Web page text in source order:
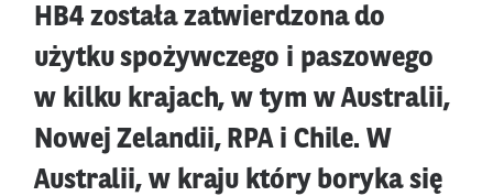
HB4 została zatwierdzona do
użytku spożywczego i paszowego
w kilku krajach, w tym w Australii,
Nowej Zelandii, RPA i Chile. W
Australii, w kraju który boryka się